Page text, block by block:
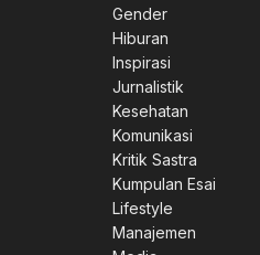
Gender
Hiburan
Inspirasi
Jurnalistik
Kesehatan
Komunikasi
Kritik Sastra
Kumpulan Esai
Lifestyle
Manajemen